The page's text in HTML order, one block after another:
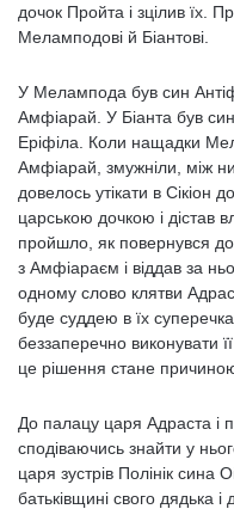
дочок Пройта і зцілив їх.
Меламподові й Біантові.
У Мелампода був син
Амфіарай. У Біанта був
Еріфіла. Коли нащадки
Амфіарай, змужніли, між
довелось утікати в Сікіон
царською дочкою і дістав
пройшло, як повернувся
з Амфіараєм і віддав за
одному слово клятви
буде суддею в їх
беззаперечно виконувати
це рішення стане причиною
До палацу царя Адраста і
сподіваючись знайти у
царя зустрів Полінік
батьківщині свого дядька і